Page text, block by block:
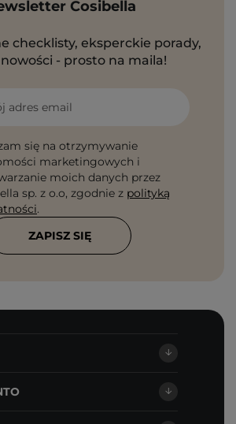
Cosibella
checklisty, eksperckie porady,
- prosto na maila!
adres email
się na otrzymywanie
marketingowych i
moich danych przez
sp. z o.o, zgodnie z polityką
.
ZAPISZ SIĘ